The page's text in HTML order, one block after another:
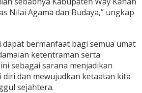
Nilai Agama dan Budaya,” ungkap
bermanfaat bagi semua umat
ketentraman serta
sebagai sarana menjadikan
dan mewujudkan ketaatan kita
sejahtera.